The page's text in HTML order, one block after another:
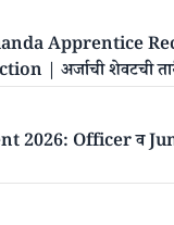
Apprentice
| अर्जाची शेवटची
Officer व